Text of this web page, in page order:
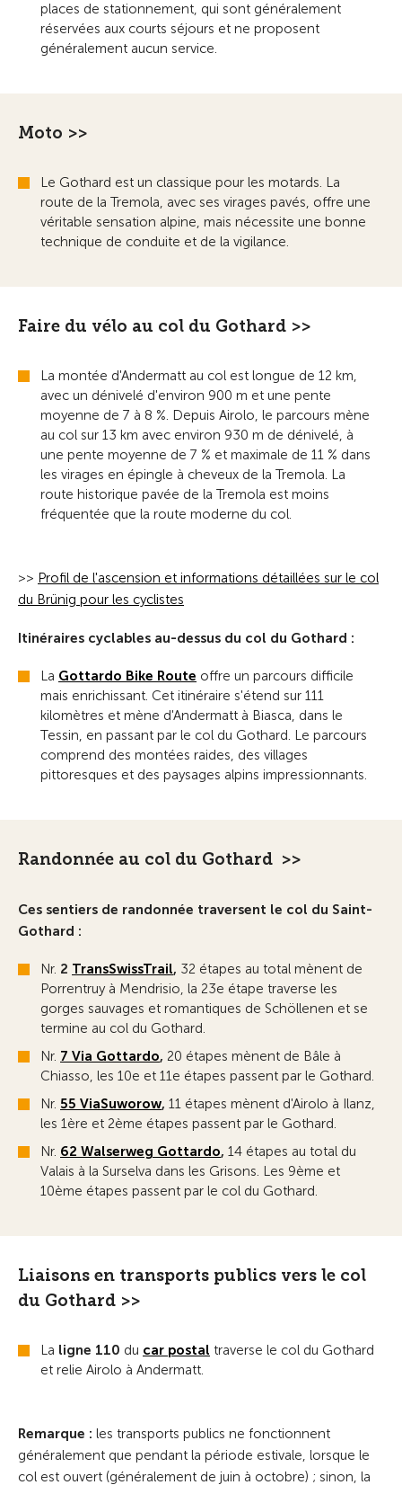
places de stationnement, qui sont généralement
réservées aux courts séjours et ne proposent
généralement aucun service.
Moto >>
Le Gothard est un classique pour les motards. La
route de la Tremola, avec ses virages pavés, offre une
véritable sensation alpine, mais nécessite une bonne
technique de conduite et de la vigilance.
Faire du vélo au col du Gothard >>
La montée d'Andermatt au col est longue de 12 km,
avec un dénivelé d'environ 900 m et une pente
moyenne de 7 à 8 %. Depuis Airolo, le parcours mène
au col sur 13 km avec environ 930 m de dénivelé, à
une pente moyenne de 7 % et maximale de 11 % dans
les virages en épingle à cheveux de la Tremola. La
route historique pavée de la Tremola est moins
fréquentée que la route moderne du col.
>> Profil de l'ascension et informations détaillées sur le col
du Brünig pour les cyclistes
Itinéraires cyclables au-dessus du col du Gothard :
La Gottardo Bike Route offre un parcours difficile
mais enrichissant. Cet itinéraire s'étend sur 111
kilomètres et mène d'Andermatt à Biasca, dans le
Tessin, en passant par le col du Gothard. Le parcours
comprend des montées raides, des villages
pittoresques et des paysages alpins impressionnants.
Randonnée au col du Gothard >>
Ces sentiers de randonnée traversent le col du Saint-
Gothard :
Nr. 2 TransSwissTrail, 32 étapes au total mènent de
Porrentruy à Mendrisio, la 23e étape traverse les
gorges sauvages et romantiques de Schöllenen et se
termine au col du Gothard.
Nr. 7 Via Gottardo, 20 étapes mènent de Bâle à
Chiasso, les 10e et 11e étapes passent par le Gothard.
Nr. 55 ViaSuworow, 11 étapes mènent d'Airolo à Ilanz,
les 1ère et 2ème étapes passent par le Gothard.
Nr. 62 Walserweg Gottardo, 14 étapes au total du
Valais à la Surselva dans les Grisons. Les 9ème et
10ème étapes passent par le col du Gothard.
Liaisons en transports publics vers le col
du Gothard >>
La ligne 110 du car postal traverse le col du Gothard
et relie Airolo à Andermatt.
Remarque : les transports publics ne fonctionnent
généralement que pendant la période estivale, lorsque le
col est ouvert (généralement de juin à octobre) ; sinon, la